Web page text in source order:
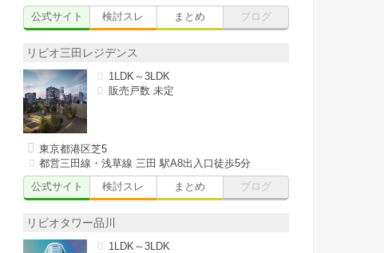
公式サイト
検討スレ まとめ ブログ
リビオ三田レジデンス
1LDK～3LDK
販売戸数 未定
東京都港区芝5
都営三田線・浅草線 三田 駅A8出入口徒歩5分
公式サイト
検討スレ まとめ ブログ
リビオタワー品川
1LDK～3LDK